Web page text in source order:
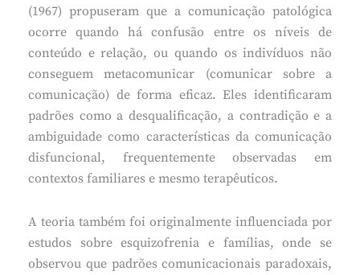
(1967) propuseram que a comunicação patológica
ocorre quando há confusão entre os níveis de
conteúdo e relação, ou quando os indivíduos não
conseguem metacomunicar (comunicar sobre a
comunicação) de forma eficaz. Eles identificaram
padrões como a desqualificação, a contradição e a
ambiguidade como características da comunicação
disfuncional, frequentemente observadas em
contextos familiares e mesmo terapêuticos.
A teoria também foi originalmente influenciada por
estudos sobre esquizofrenia e famílias, onde se
observou que padrões comunicacionais paradoxais,